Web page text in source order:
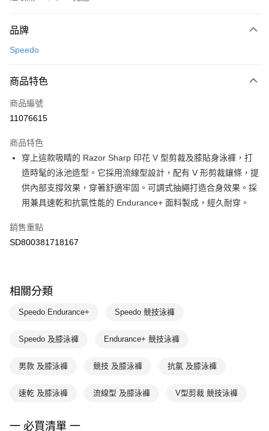
信用卡一次付款
Apple Pay
悠遊付
7-11取貨(快速到店)
每筆NT$100，滿NT$1,500(含以上)免運費
宅配-本島
每筆NT$100，滿NT$1,500(含以上)免運費
品牌
Speedo
商品特色
商品編號
11076615
商品特色
穿上這款吸睛的 Razor Sharp 印花 V 型剪裁及膝貼身泳褲，打
造時髦的泳池造型。它採用流線型設計，配有 V 形剪裁鑲條，提
供內部支撐效果，穿著舒適牢固。可調式抽繩打造合身效果。採
用兼具速乾和抗氯性能的 Endurance+ 面料製成，經久耐穿。
銷售重點
SD800381718167
相關分類
Speedo Endurance+ Speedo 競技泳褲
Speedo 及膝泳褲 Endurance+ 競技泳褲
男款 及膝泳褲 競技 及膝泳褲 抗氯 及膝泳褲
速乾 及膝泳褲 流線型 及膝泳褲 V型剪裁 競技泳褲
一 必買清單 一